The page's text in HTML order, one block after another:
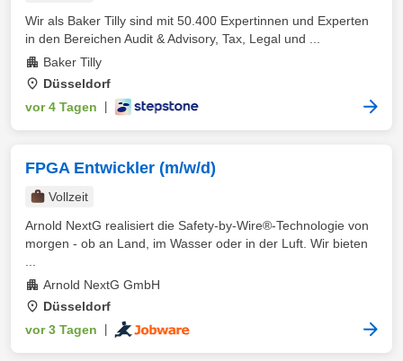
Wir als Baker Tilly sind mit 50.400 Expertinnen und Experten
in den Bereichen Audit & Advisory, Tax, Legal und ...
Baker Tilly
Düsseldorf
vor 4 Tagen
FPGA Entwickler (m/w/d)
Vollzeit
Arnold NextG realisiert die Safety-by-Wire®-Technologie von
morgen - ob an Land, im Wasser oder in der Luft. Wir bieten
Arnold NextG GmbH
Düsseldorf
vor 3 Tagen